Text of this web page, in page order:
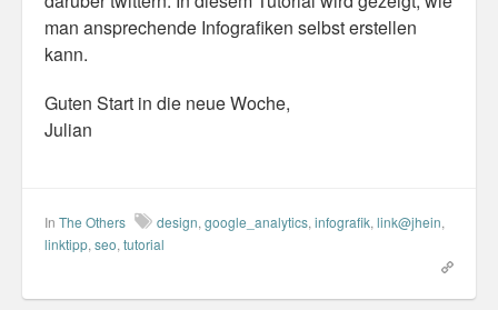
Personal
Travel
Sideblog
man ansprechende Infografiken selbst erstellen
kann.
Guten Start in die neue Woche,
Julian
In The Others design, google_analytics, infografik, link@jhein,
linktipp, seo, tutorial